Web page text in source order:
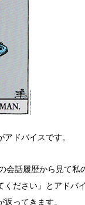
ドバイスです。
会話履歴から見て私
ください」とアドバ
ってきます。